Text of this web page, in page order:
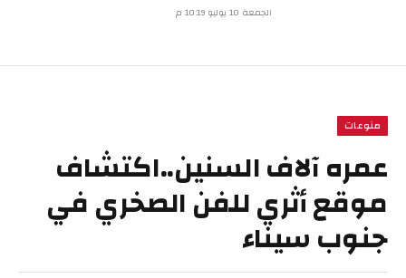
الجمعة 10 يوليو 10:19 م
منوعات
عمره آلاف السنين..اكتشاف
موقع أثري للفن الصخري في
جنوب سيناء